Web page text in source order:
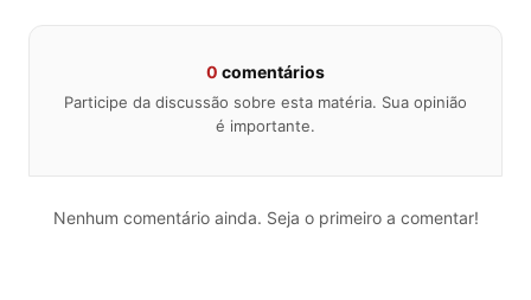
0 comentários
Participe da discussão sobre esta matéria. Sua opinião
é importante.
Nenhum comentário ainda. Seja o primeiro a comentar!